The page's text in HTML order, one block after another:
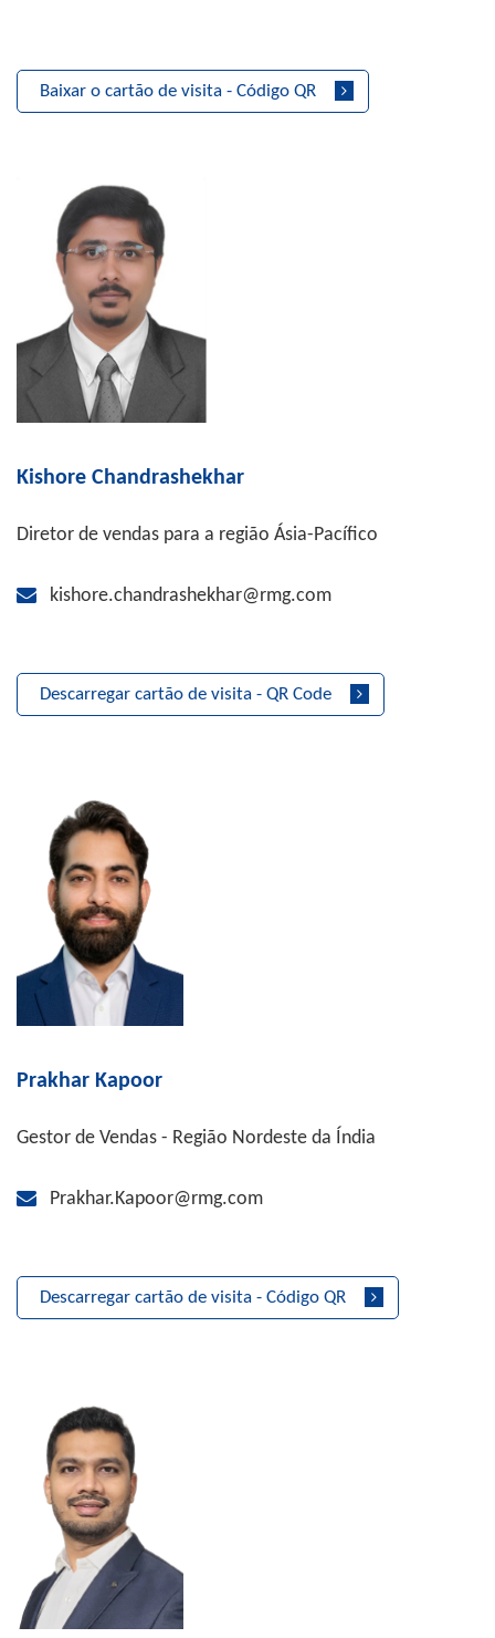
Baixar o cartão de visita - Código QR
Kishore Chandrashekhar
Diretor de vendas para a região Ásia-Pacífico
kishore.chandrashekhar@rmg.com
Descarregar cartão de visita - QR Code
Prakhar Kapoor
Gestor de Vendas - Região Nordeste da Índia
Prakhar.Kapoor@rmg.com
Descarregar cartão de visita - Código QR